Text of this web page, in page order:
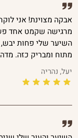
אבקה מצוינת! אני
מרגישה שקמט אחד
השיער שלי פחות יבש,
מתוח ומבריק כזה.
יעל, נהריה